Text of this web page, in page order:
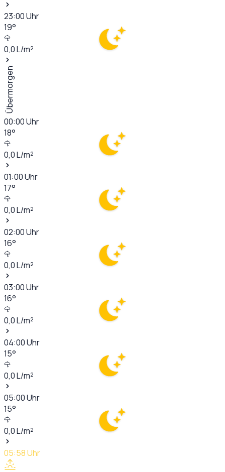
23:00Uhr
19°
0,0L/m²
Übermorgen
00:00Uhr
18°
0,0L/m²
01:00Uhr
17°
0,0L/m²
02:00Uhr
16°
0,0L/m²
03:00Uhr
16°
0,0L/m²
04:00Uhr
15°
0,0L/m²
05:00Uhr
15°
0,0L/m²
05:58Uhr